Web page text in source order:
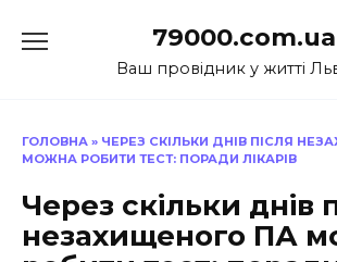
до
79000.com.ua
Ваш провідник у житті
ГОЛОВНА » ЧЕРЕЗ СКІЛЬКИ ДНІВ ПІСЛЯ
МОЖНА РОБИТИ ТЕСТ: ПОРАДИ ЛІКАРІВ
Через скільки днів
незахищеного ПА